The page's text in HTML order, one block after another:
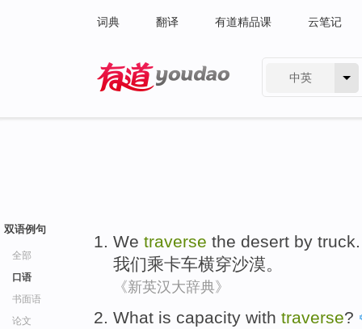
词典 翻译 有道精品课 云笔记
中英
双语例句
全部
口语
书面语
论文
We traverse the desert by truck.
我们乘卡车横穿沙漠。
《新英汉大辞典》
What is capacity with traverse?